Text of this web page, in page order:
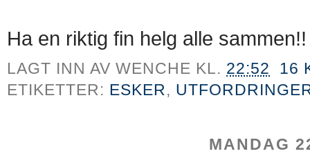
Ha en riktig fin helg alle sammen!!
LAGT INN AVWENCHE KL. 22:52
16
ETIKETTER: ESKER,
MANDAG